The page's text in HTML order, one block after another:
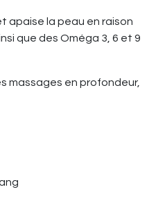
apaise la peau en raison
que des Oméga 3, 6 et 9
massages en profondeur,